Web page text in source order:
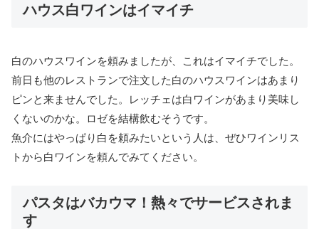
ハウス白ワインはイマイチ
白のハウスワインを頼みましたが、これはイマイチでした。
前日も他のレストランで注文した白のハウスワインはあまり
ピンと来ませんでした。レッチェは白ワインがあまり美味し
くないのかな。ロゼを結構飲むそうです。
魚介にはやっぱり白を頼みたいという人は、ぜひワインリス
トから白ワインを頼んでみてください。
パスタはバカウマ！熱々でサービスされま
す